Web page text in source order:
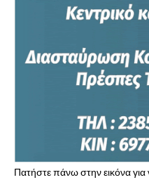
Πατήστε πάνω στην εικόνα για